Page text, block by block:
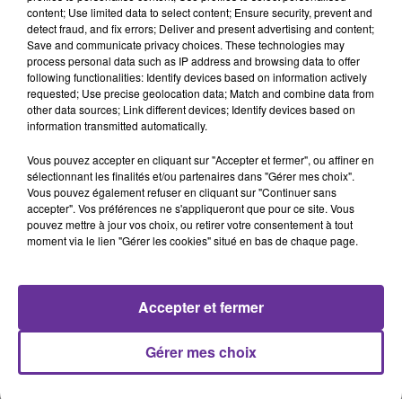
موظفينا بالأدوات والتدريب اللازمين لضمان سلامتهم وسلامة نزلاء
وفي إطار تشديد إجراءاتها ضد تجار المخدرات، تخطط فرنسا لاعتماد
عزل صارم وفقًا للنموذج الإيطالي، داخل منشآت أمنية مشددة، مع
ترشيح أربعة سجون لاستقبال أخطر السجناء المتورطين في تجارة
بالإضافة إلى ذلك، تم مراجعة بروتوكولات نقل السجناء، خاصة أولئك
المصنفين كخطرين. تتضمن التعديلات استخدام مركبات مصفحة
حادثة هروب محمد عمرا كانت بمثابة جرس إنذار للسلطات
DERNIERS ÉPISODES DE PODCAST
content; Use limited data to select content; Ensure security, prevent and
detect fraud, and fix errors; Deliver and present advertising and content;
Save and communicate privacy choices. These technologies may
process personal data such as IP address and browsing data to offer
following functionalities: Identify devices based on information actively
requested; Use precise geolocation data; Match and combine data from
other data sources; Link different devices; Identify devices based on
information transmitted automatically.
Vous pouvez accepter en cliquant sur "Accepter et fermer", ou affiner en
sélectionnant les finalités et/ou partenaires dans "Gérer mes choix".
Vous pouvez également refuser en cliquant sur "Continuer sans
accepter". Vos préférences ne s'appliqueront que pour ce site. Vous
pouvez mettre à jour vos choix, ou retirer votre consentement à tout
moment via le lien "Gérer les cookies" situé en bas de chaque page.
Gérer mes choix
Accepter et fermer